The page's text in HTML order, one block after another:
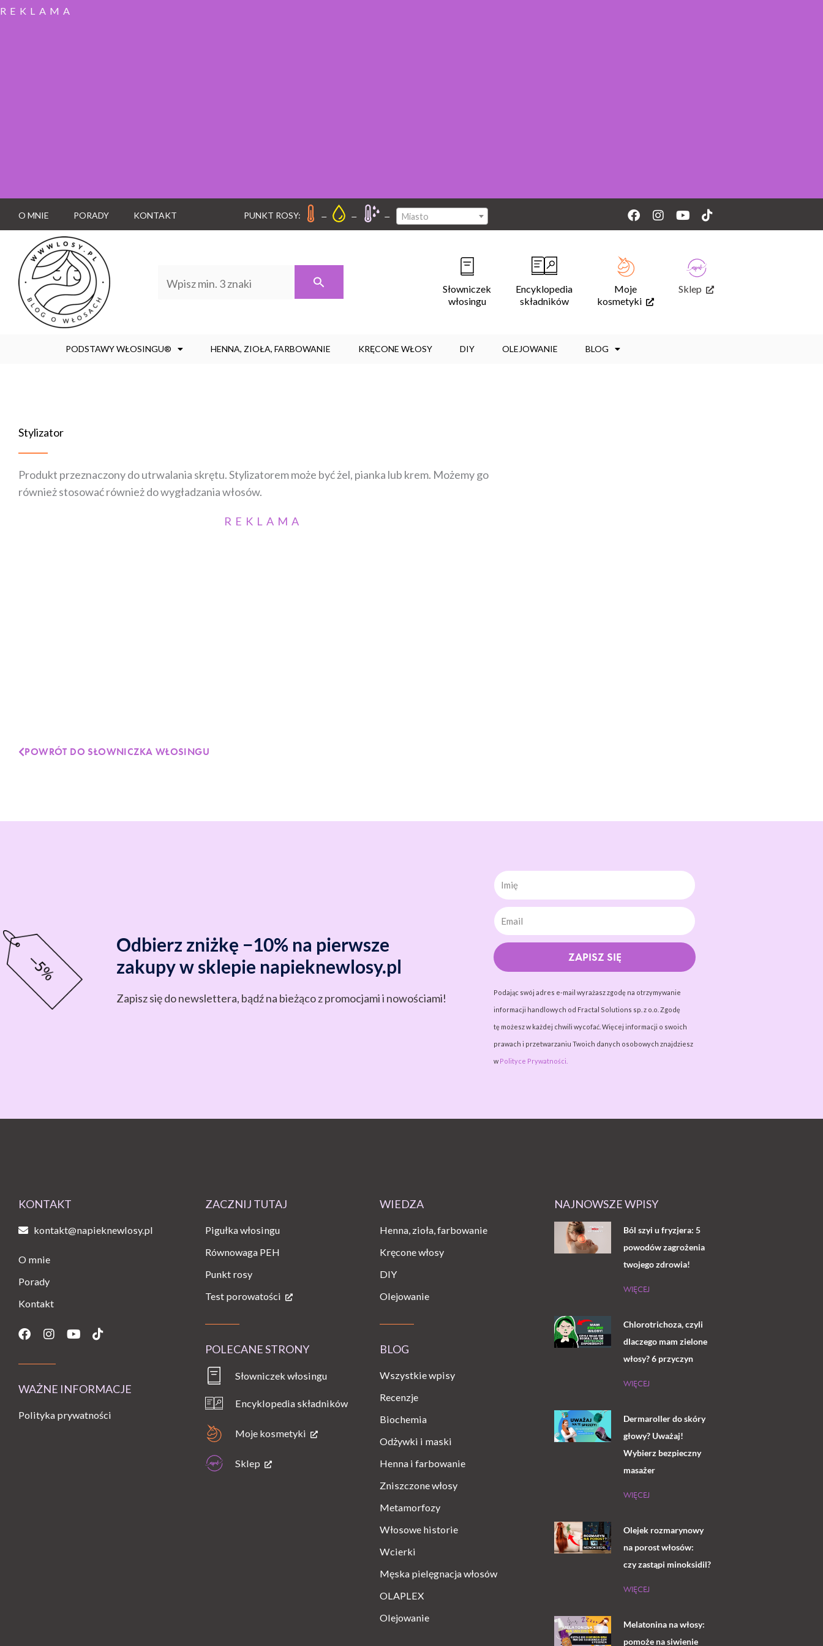
REKLAMA
O MNIE PORADY KONTAKT PUNKT ROSY: – – – Miasto Facebook
Instagram
YoutubeTiktok
Słowniczek
włosingu
Encyklopedia
składników
Moje
kosmetyki
Sklep
PODSTAWY WŁOSINGU® HENNA, ZIOŁA, FARBOWANIE KRĘCONE WŁOSY DIY OLEJOWANIE BLOG
Stylizator
Produkt przeznaczony do utrwalania skrętu. Stylizatorem może być żel, pianka lub krem. Możemy go
również stosować również do wygładzania włosów.
REKLAMA
POWRÓT DO SŁOWNICZKA WŁOSINGU
Odbierz zniżkę −10% na pierwsze
zakupy w sklepie napieknewlosy.pl
Zapisz się do newslettera, bądź na bieżąco z promocjami i nowościami!
Imię
ZAPISZ SIĘ
Podając swój adres e-mail wyrażasz zgodę na otrzymywanie
informacji handlowych od Fractal Solutions sp. z o.o. Zgodę
tę możesz w każdej chwili wycofać. Więcej informacji o swoich
prawach i przetwarzaniu Twoich danych osobowych znajdziesz
w Polityce Prywatności.
KONTAKT
kontakt@napieknewlosy.pl
O mnie
Porady
Kontakt
Facebook
Instagram
YoutubeTiktok
WAŻNE INFORMACJE
Polityka prywatności
ZACZNIJ TUTAJ
Pigułka włosingu
Równowaga PEH
Punkt rosy
Test porowatości
POLECANE STRONY
Słowniczek włosingu
Encyklopedia składników
Moje kosmetyki
Sklep
WIEDZA
Henna, zioła, farbowanie
Kręcone włosy
DIY
Olejowanie
BLOG
Wszystkie wpisy
Recenzje
Biochemia
Odżywki i maski
Henna i farbowanie
Zniszczone włosy
Metamorfozy
Włosowe historie
Wcierki
Męska pielęgnacja włosów
OLAPLEX
Olejowanie
NAJNOWSZE WPISY
Ból szyi u fryzjera: 5
powodów zagrożenia
twojego zdrowia!
WIĘCEJ
Chlorotrichoza, czyli
dlaczego mam zielone
włosy? 6 przyczyn
WIĘCEJ
Dermaroller do skóry
głowy? Uważaj!
Wybierz bezpieczny
masażer
WIĘCEJ
Olejek rozmarynowy
na porost włosów:
czy zastąpi minoksidil?
WIĘCEJ
Melatonina na włosy:
pomoże na siwienie